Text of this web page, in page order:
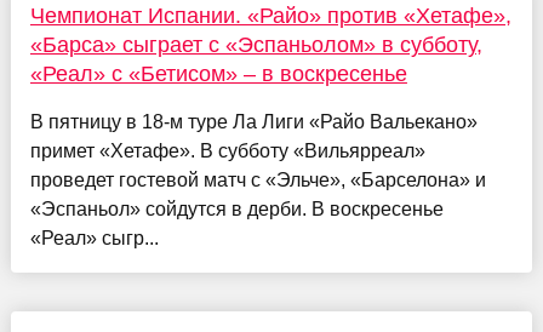
Чемпионат Испании. «Райо» против «Хетафе»,
«Барса» сыграет с «Эспаньолом» в субботу,
«Реал» с «Бетисом» – в воскресенье
В пятницу в 18-м туре Ла Лиги «Райо Вальекано»
примет «Хетафе». В субботу «Вильярреал»
проведет гостевой матч с «Эльче», «Барселона» и
«Эспаньол» сойдутся в дерби. В воскресенье
«Реал» сыгр...